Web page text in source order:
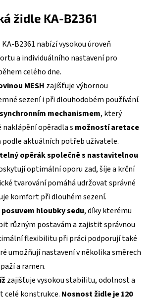
židle KA-B2361
B2361 nabízí vysokou úroveň
a individuálního nastavení pro
celého dne.
MESH zajišťuje výbornou
sezení i při dlouhodobém používání.
synchronním mechanismem, který
opěradla s možností aretace
podle aktuálních potřeb uživatele.
opěrák společně s nastavitelnou
optimální oporu zad, šíje a krční
tvarování pomáhá udržovat správné
komfort při dlouhém sezení.
hloubky sedu, díky kterému
různým postavám a zajistit správnou
flexibilitu při práci podporují také
umožňují nastavení v několika směrech
a ramen.
zajišťuje vysokou stabilitu, odolnost a
celé konstrukce. Nosnost židle je 120